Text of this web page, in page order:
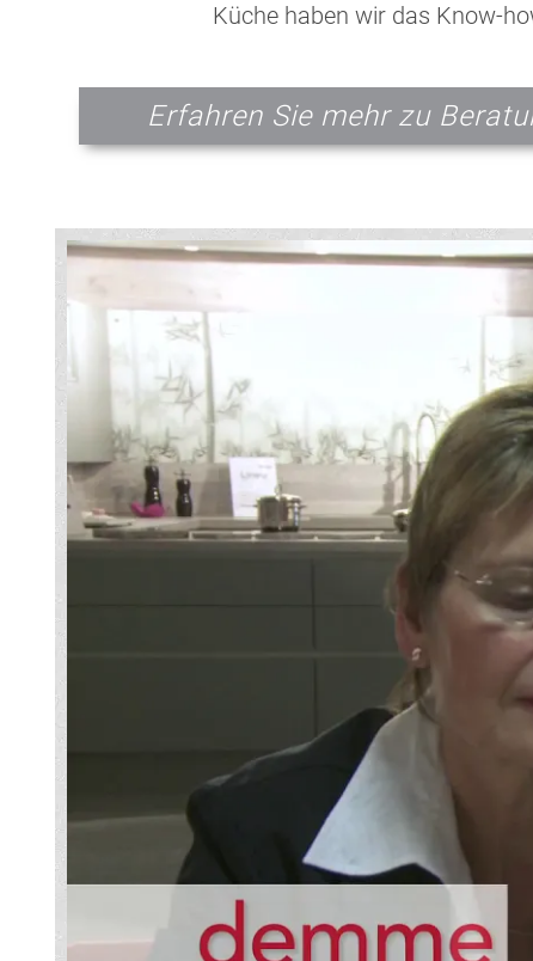
Küche haben wir das Know-
Erfahren Sie mehr zu